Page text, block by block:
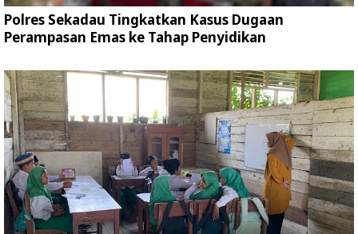
Polres Sekadau Tingkatkan Kasus Dugaan
Perampasan Emas ke Tahap Penyidikan